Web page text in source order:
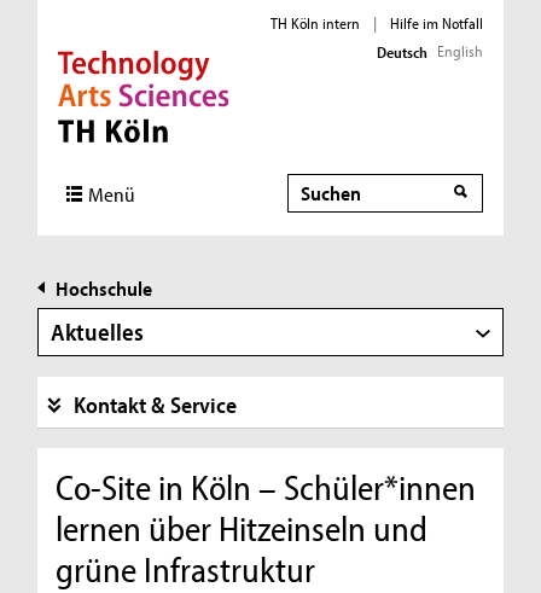
Direkt zur Hauptnavigation
Direkt zur Subnavigation
Direkt zum Inhalt
Direkt zum Fußbereich
TH Köln intern |
Hilfe im Notfall
Deutsch English
Menü Suche
Hochschule
Aktuelles
Kontakt & Service
Co-Site in Köln – Schüler*innen
lernen über Hitzeinseln und
grüne Infrastruktur